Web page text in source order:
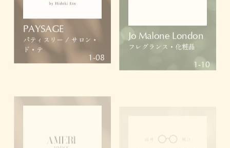
PAYSAGE
パティスリー / サロン・
ド・テ
フレグランス・化粧品
1-10